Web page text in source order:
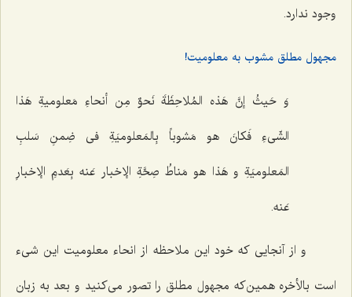
وجود ندارد.
مجهول مطلق مشوب به معلومیت!
وَ حَیثُ إنَّ هَذه المُلاحِظَةَ نَحوٌ مِن أنحاءِ مَعلومیةِ هَذا
الشّی‌ءِ فَکانَ هو مَشوباً بِالمَعلومیَةِ فی ضِمنِ سَلبِ
المَعلومیَةِ و هَذا هو مَناطُ صِحَّةِ الإخبار عَنه بِعَدمِ الإخبارِ
عَنه.
و از آنجایی که خود این ملاحظه از انحاء معلومیت این شیء
است بالأخره همین‌که مجهول مطلق را تصور می‌کنید و بعد به زبان